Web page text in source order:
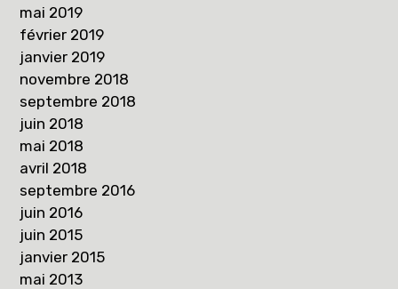
mai 2019
février 2019
janvier 2019
novembre 2018
septembre 2018
juin 2018
mai 2018
avril 2018
septembre 2016
juin 2016
juin 2015
janvier 2015
mai 2013